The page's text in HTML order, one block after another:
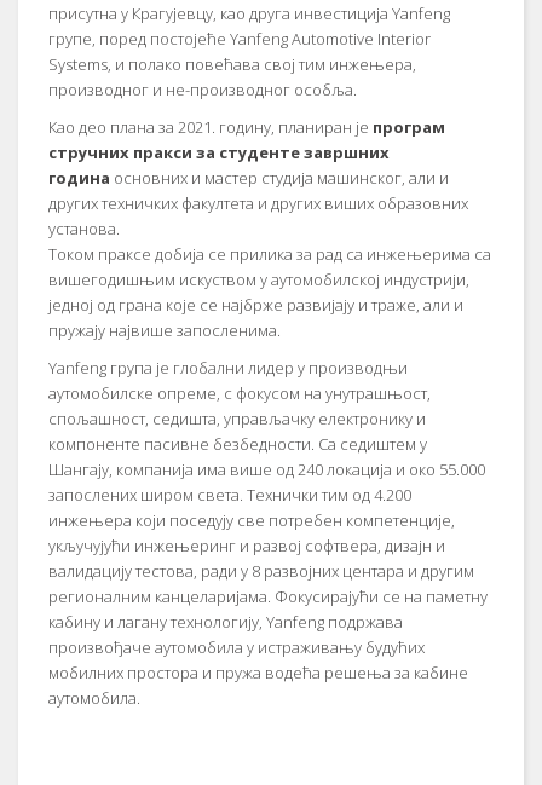
присутна у Крагујевцу, као друга инвестиција Yanfeng
групе, поред постојеће Yanfeng Automotive Interior
Systems, и полако повећава свој тим инжењера,
производног и не-производног особља.
Као део плана за 2021. годину, планиран је програм
стручних пракси за студенте завршних
година основних и мастер студија машинског, али и
других техничких факултета и других виших образовних
установа.
Током праксе добиja сe прилика за рад са инжењерима са
вишегодишњим искуством у аутомобилској индустрији,
једној од грана које се најбрже развијају и траже, али и
пружају највише запосленима.
Yanfeng група је глобални лидер у производњи
аутомобилске опреме, с фокусом на унутрашњост,
спољашност, седишта, управљачку електронику и
компоненте пасивне безбедности. Са седиштем у
Шангају, компанија има више од 240 локација и око 55.000
запослених широм света. Технички тим од 4.200
инжењера који поседују све потребен компетенције,
укључујући инжењеринг и развој софтвера, дизајн и
валидацију тестова, ради у 8 развојних центара и другим
регионалним канцеларијама. Фокусирајући се на паметну
кабину и лагану технологију, Yanfeng подржава
произвођаче аутомобила у истраживању будућих
мобилних простора и пружа водећа решења за кабине
аутомобила.